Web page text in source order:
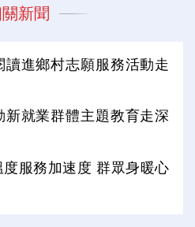
新聞
進鄉村志願服務活動走
就業群體主題教育走深
服務加速度 群眾身暖心